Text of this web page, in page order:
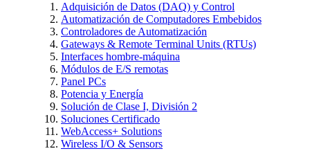
Adquisición de Datos (DAQ) y Control
Automatización de Computadores Embebidos
Controladores de Automatización
Gateways & Remote Terminal Units (RTUs)
Interfaces hombre-máquina
Módulos de E/S remotas
Panel PCs
Potencia y Energía
Solución de Clase I, División 2
Soluciones Certificado
WebAccess+ Solutions
Wireless I/O & Sensors